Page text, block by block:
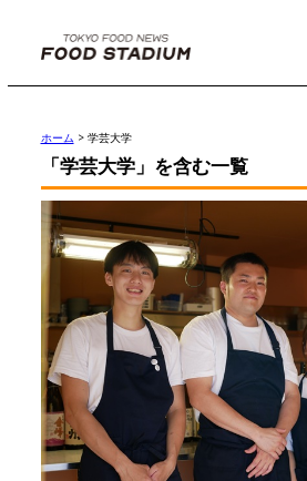
ホーム > 学芸大学
「学芸大学」を含む一覧